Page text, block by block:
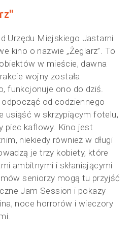
Urzędu Miejskiego Jastarni
kino o nazwie „Żeglarz”. To
w mieście, dawna
wojny została
funkcjonuje ono do dziś.
odpocząć od codziennego
usiąść w skrzypiącym fotelu,
piec kaflowy. Kino jest
niekiedy również w długi
je trzy kobiety, które
ambitnymi i skłaniającymi
seniorzy mogą tu przyjść
Jam Session i pokazy
noce horrorów i wieczory